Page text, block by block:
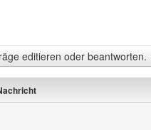
editieren oder beantworten.